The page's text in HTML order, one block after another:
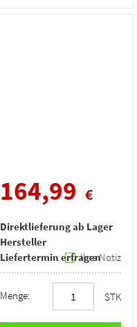
164,99 €
Direktlieferung ab Lager
Hersteller
Liefertermin erfragenIhre Notiz
Menge: STK